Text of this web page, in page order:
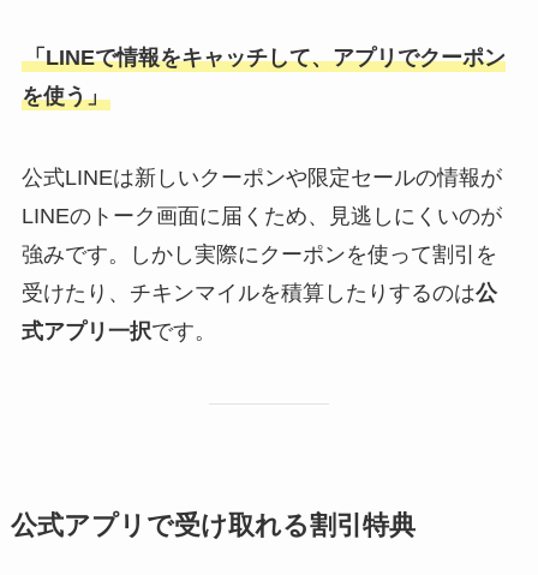
「LINEで情報をキャッチして、アプリでクーポン
を使う」
公式LINEは新しいクーポンや限定セールの情報が
LINEのトーク画面に届くため、見逃しにくいのが
強みです。しかし実際にクーポンを使って割引を
受けたり、チキンマイルを積算したりするのは公
式アプリ一択です。
公式アプリで受け取れる割引特典